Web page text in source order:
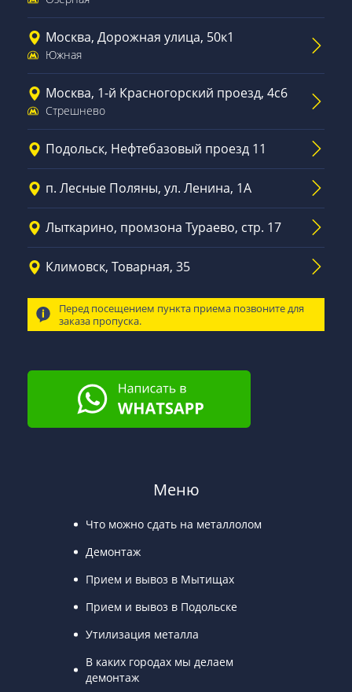
Москва, Дорожная улица, 50к1
Южная
Москва, 1-й Красногорский проезд, 4с6
Стрешнево
Подольск, Нефтебазовый проезд 11
п. Лесные Поляны, ул. Ленина, 1А
Лыткарино, промзона Тураево, стр. 17
Климовск, Товарная, 35
Перед посещением пункта приема позвоните для
заказа пропуска.
Меню
Что можно сдать на металлолом
Демонтаж
Прием и вывоз в Мытищах
Прием и вывоз в Подольске
Утилизация металла
В каких городах мы делаем
демонтаж